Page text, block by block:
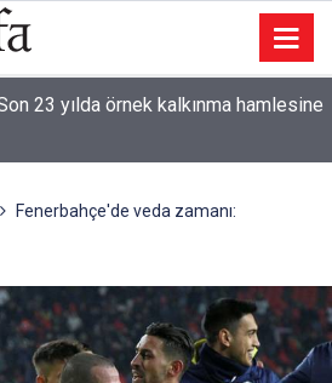
23 yılda örnek kalkınma hamlesine
Fenerbahçe'de veda zamanı: